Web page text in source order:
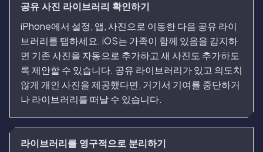
공유 사진 라이브러리 확인하기
iPhone에서 설정, 앱, 사진으로 이동한 다음 공유 라이
브러리를 탭하세요. iOS는 가족이 함께 있음을 감지하
면 기존 사진을 자동으로 추가하고 새 사진도 추가하도
록 제안할 수 있습니다. 공유 라이브러리가 있고 의도치
않게 개인 사진을 제공했다면, 거기서 기여를 중단하거
나 라이브러리를 떠날 수 있습니다.
라이브러리를 영구적으로 분리하기